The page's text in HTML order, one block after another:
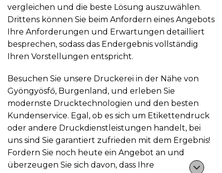
vergleichen und die beste Lösung auszuwählen.
Drittens können Sie beim Anfordern eines Angebots
Ihre Anforderungen und Erwartungen detailliert
besprechen, sodass das Endergebnis vollständig
Ihren Vorstellungen entspricht.
Besuchen Sie unsere Druckerei in der Nähe von
Gyöngyösfő, Burgenland, und erleben Sie
modernste Drucktechnologien und den besten
Kundenservice. Egal, ob es sich um Etikettendruck
oder andere Druckdienstleistungen handelt, bei
uns sind Sie garantiert zufrieden mit dem Ergebnis!
Fordern Sie noch heute ein Angebot an und
überzeugen Sie sich davon, dass Ihre